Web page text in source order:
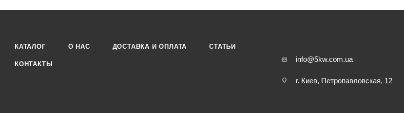
КАТАЛОГ О НАС ДОСТАВКА И ОПЛАТА СТАТЬИ
КОНТАКТЫ
info@5kw.com.ua
г. Киев, Петропавловская, 12